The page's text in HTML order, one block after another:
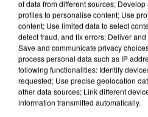
8h00
Un second cadre de la DZ
Algérie
of data from different sources;
profiles to personalise content; Use
content; Use limited data to select
detect fraud, and fix errors; Deliver
Save and communicate privacy
process personal data such as IP
following functionalities: Identify
requested; Use precise geolocation
other data sources; Link different
information transmitted automatically.